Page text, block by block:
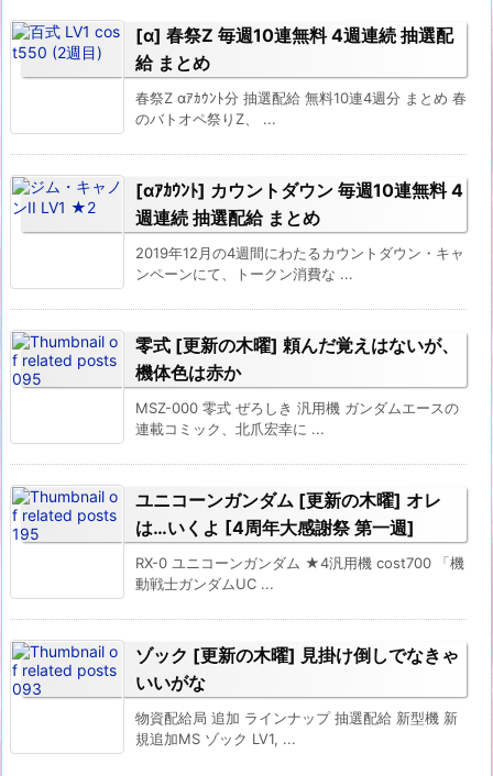
[α] 春祭Z 毎週10連無料 4週連続 抽選配
給 まとめ
春祭Z αｱｶｳﾝﾄ分 抽選配給 無料10連4週分 まとめ 春
のバトオペ祭りZ、 ...
[αｱｶｳﾝﾄ] カウントダウン 毎週10連無料 4
週連続 抽選配給 まとめ
2019年12月の4週間にわたるカウントダウン・キャ
ンペーンにて、トークン消費な ...
零式 [更新の木曜] 頼んだ覚えはないが、
機体色は赤か
MSZ-000 零式 ぜろしき 汎用機 ガンダムエースの
連載コミック、北爪宏幸に ...
ユニコーンガンダム [更新の木曜] オレ
は…いくよ [4周年大感謝祭 第一週]
RX-0 ユニコーンガンダム ★4汎用機 cost700 「機
動戦士ガンダムUC ...
ゾック [更新の木曜] 見掛け倒しでなきゃ
いいがな
物資配給局 追加 ラインナップ 抽選配給 新型機 新
規追加MS ゾック LV1, ...